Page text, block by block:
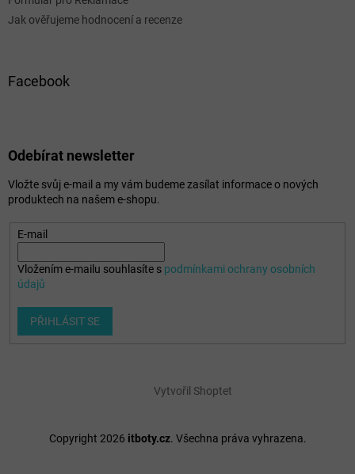
Jak ověřujeme hodnocení a recenze
Facebook
Odebírat newsletter
Vložte svůj e-mail a my vám budeme zasílat informace o nových
produktech na našem e-shopu.
E-mail
Vložením e-mailu souhlasíte s podmínkami ochrany osobních
údajů
PŘIHLÁSIT SE
Vytvořil Shoptet
Copyright 2026 itboty.cz. Všechna práva vyhrazena.